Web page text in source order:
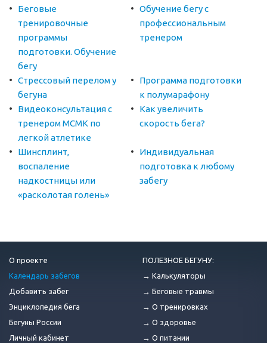
Беговые
тренировочные
программы
подготовки. Обучение
бегу
Обучение бегу с
профессиональным
тренером
Стрессовый перелом у
бегуна
Программа подготовки
к полумарафону
Видеоконсультация с
тренером МСМК по
легкой атлетике
Как увеличить
скорость бега?
Шинсплинт,
воспаление
надкостницы или
«расколотая голень»
Индивидуальная
подготовка к любому
забегу
О проекте
Календарь забегов
Добавить забег
Энциклопедия бега
Бегуны России
Личный кабинет
ПОЛЕЗНОЕ БЕГУНУ:
→ Калькуляторы
→ Беговые травмы
→ О тренировках
→ О здоровье
→ О питании